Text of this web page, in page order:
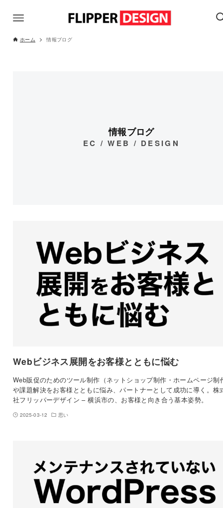
ホーム 情報ブログ
情報ブログ
EC / WEB / DESIGN
Webビジネス展開をお客様とともに悩む
Web販促のためのツール制作（ネットショップ制作・ホームページ制
や課題解決をお客様とともに悩み、パートナーとして成功に導く。株
社フリッパーデザイン – 横浜市の、お客様と向き合う基本姿勢。
2025-03-12 思い